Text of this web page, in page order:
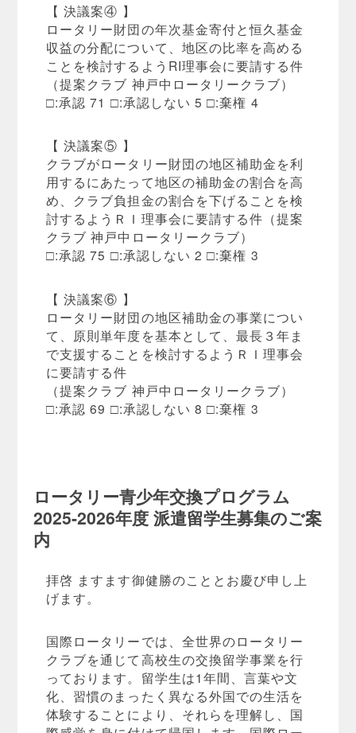
【 決議案④ 】
ロータリー財団の年次基金寄付と恒久基金
収益の分配について、地区の比率を高める
ことを検討するようRI理事会に要請する件
（提案クラブ 神戸中ロータリークラブ）
□:承認 71 □:承認しない 5 □:棄権 4
【 決議案⑤ 】
クラブがロータリー財団の地区補助金を利
用するにあたって地区の補助金の割合を高
め、クラブ負担金の割合を下げることを検
討するようＲＩ理事会に要請する件（提案
クラブ 神戸中ロータリークラブ）
□:承認 75 □:承認しない 2 □:棄権 3
【 決議案⑥ 】
ロータリー財団の地区補助金の事業につい
て、原則単年度を基本として、最長３年ま
で支援することを検討するようＲＩ理事会
に要請する件
（提案クラブ 神戸中ロータリークラブ）
□:承認 69 □:承認しない 8 □:棄権 3
ロータリー青少年交換プログラム
2025-2026年度 派遣留学生募集のご案
内
拝啓 ますます御健勝のこととお慶び申し上
げます。
国際ロータリーでは、全世界のロータリー
クラブを通じて高校生の交換留学事業を行
っております。留学生は1年間、言葉や文
化、習慣のまったく異なる外国での生活を
体験することにより、それらを理解し、国